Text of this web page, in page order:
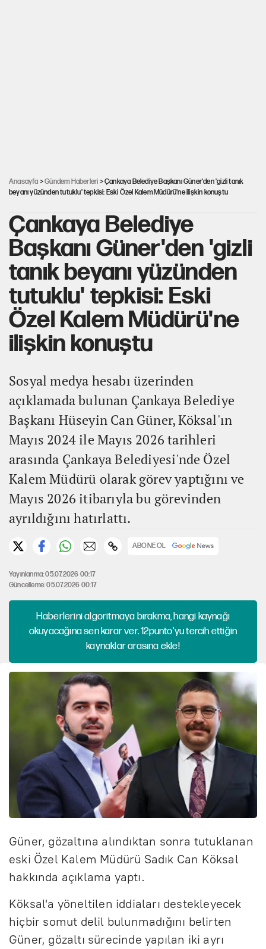
Anasayfa >Gündem Haberleri > Çankaya Belediye Başkanı Güner'den 'gizli tanık
beyanı yüzünden tutuklu' tepkisi: Eski Özel Kalem Müdürü'ne ilişkin konuştu
Çankaya Belediye
Başkanı Güner'den 'gizli
tanık beyanı yüzünden
tutuklu' tepkisi: Eski
Özel Kalem Müdürü'ne
ilişkin konuştu
Sosyal medya hesabı üzerinden
açıklamada bulunan Çankaya Belediye
Başkanı Hüseyin Can Güner, Köksal'ın
Mayıs 2024 ile Mayıs 2026 tarihleri
arasında Çankaya Belediyesi'nde Özel
Kalem Müdürü olarak görev yaptığını ve
Mayıs 2026 itibarıyla bu görevinden
ayrıldığını hatırlattı.
ABONE OL
Yayınlanma: 05.07.2026 00:17
Güncelleme: 05.07.2026 00:17
Haberlerini algoritmaya bırakma, hangi kaynağı
okuyacağına sen karar ver. 12punto'yu tercih ettiğin
kaynaklar arasına ekle!
Güner, gözaltına alındıktan sonra tutuklanan
eski Özel Kalem Müdürü Sadık Can Köksal
hakkında açıklama yaptı.
Köksal'a yöneltilen iddiaları destekleyecek
hiçbir somut delil bulunmadığını belirten
Güner, gözaltı sürecinde yapılan iki ayrı